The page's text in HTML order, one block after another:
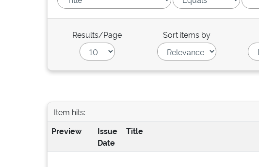
Results/Page Sort items by
Item hits:
Preview
Issue
Date
Title